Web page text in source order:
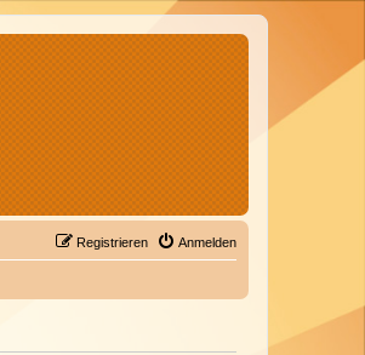
Anmelden
Registrieren